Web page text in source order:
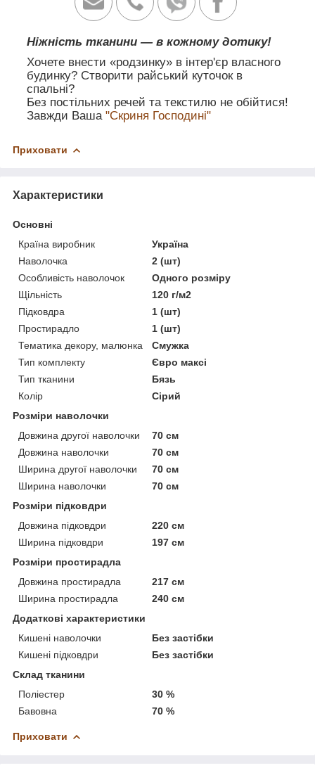
Ніжність тканини — в кожному дотику!
Хочете внести «родзинку» в інтер'єр власного
будинку? Створити райський куточок в
спальні?
Без постільних речей та текстилю не обійтися!
Завжди Ваша "Скриня Господині"
Приховати
Характеристики
Основні
Країна виробник
Україна
Наволочка
2 (шт)
Особливість наволочок
Одного розміру
Щільність
120 г/м2
Підковдра
1 (шт)
Простирадло
1 (шт)
Тематика декору, малюнка
Смужка
Тип комплекту
Євро максі
Тип тканини
Бязь
Колір
Сірий
Розміри наволочки
Довжина другої наволочки
70 см
Довжина наволочки
70 см
Ширина другої наволочки
70 см
Ширина наволочки
70 см
Розміри підковдри
Довжина підковдри
220 см
Ширина підковдри
197 см
Розміри простирадла
Довжина простирадла
217 см
Ширина простирадла
240 см
Додаткові характеристики
Кишені наволочки
Без застібки
Кишені підковдри
Без застібки
Склад тканини
Поліестер
30 %
Бавовна
70 %
Приховати